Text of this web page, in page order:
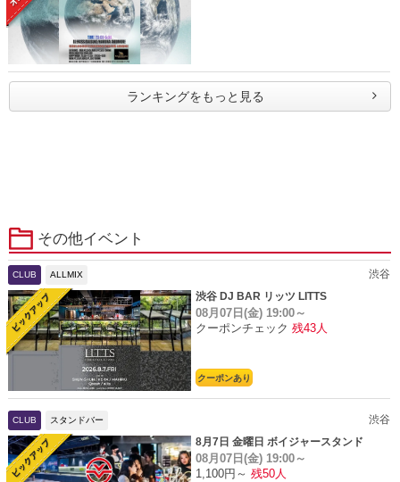
ランキングをもっと見る
その他イベント
CLUB ALLMIX
渋谷
渋谷 DJ BAR リッツ LITTS
08月07日(金) 19:00～
クーポンチェック 残43人
クーポンあり
CLUB スタンドバー
渋谷
8月7日 金曜日 ボイジャースタンド
08月07日(金) 19:00～
1,100円～ 残50人